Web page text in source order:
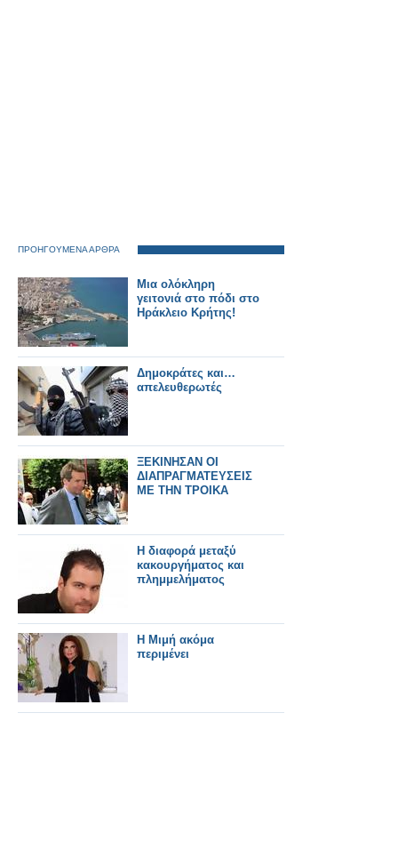
ΠΡΟΗΓΟΥΜΕΝΑ ΑΡΘΡΑ
Μια ολόκληρη
γειτονιά στο πόδι στο
Ηράκλειο Κρήτης!
Δημοκράτες και…
απελευθερωτές
ΞΕΚΙΝΗΣΑΝ ΟΙ
ΔΙΑΠΡΑΓΜΑΤΕΥΣΕΙΣ
ΜΕ ΤΗΝ ΤΡΟΙΚΑ
Η διαφορά μεταξύ
κακουργήματος και
πλημμελήματος
Η Μιμή ακόμα
περιμένει